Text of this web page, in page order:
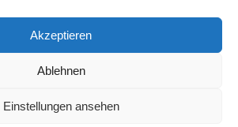
Akzeptieren
Ablehnen
Einstellungen ansehen